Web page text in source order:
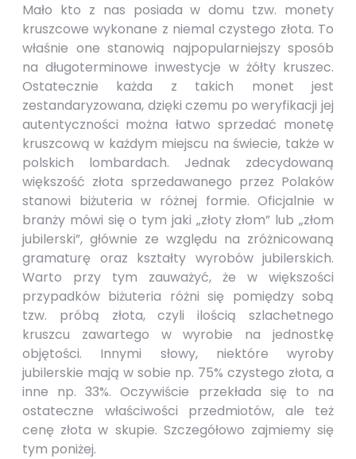
Mało kto z nas posiada w domu tzw. monety
kruszcowe wykonane z niemal czystego złota. To
właśnie one stanowią najpopularniejszy sposób
na długoterminowe inwestycje w żółty kruszec.
Ostatecznie każda z takich monet jest
zestandaryzowana, dzięki czemu po weryfikacji jej
autentyczności można łatwo sprzedać monetę
kruszcową w każdym miejscu na świecie, także w
polskich lombardach. Jednak zdecydowaną
większość złota sprzedawanego przez Polaków
stanowi biżuteria w różnej formie. Oficjalnie w
branży mówi się o tym jaki „złoty złom” lub „złom
jubilerski”, głównie ze względu na zróżnicowaną
gramaturę oraz kształty wyrobów jubilerskich.
Warto przy tym zauważyć, że w większości
przypadków biżuteria różni się pomiędzy sobą
tzw. próbą złota, czyli ilością szlachetnego
kruszcu zawartego w wyrobie na jednostkę
objętości. Innymi słowy, niektóre wyroby
jubilerskie mają w sobie np. 75% czystego złota, a
inne np. 33%. Oczywiście przekłada się to na
ostateczne właściwości przedmiotów, ale też
cenę złota w skupie. Szczegółowo zajmiemy się
tym poniżej.